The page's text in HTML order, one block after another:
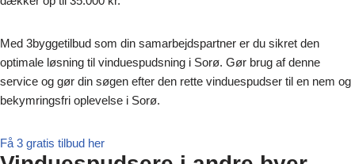
Med 3byggetilbud som din samarbejdspartner er du sikret den
optimale løsning til vinduespudsning i Sorø. Gør brug af denne
service og gør din søgen efter den rette vinduespudser til en nem og
bekymringsfri oplevelse i Sorø.
Få 3 gratis tilbud her